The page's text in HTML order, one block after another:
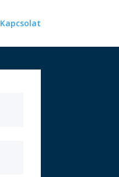
Kapcsolat